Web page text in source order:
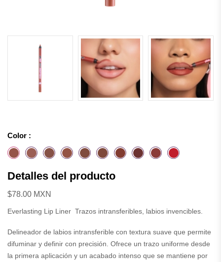
Color :
Detalles del producto
$78.00 MXN
Everlasting Lip Liner Trazos intransferibles, labios invencibles.
Delineador de labios intransferible con textura suave que permite
difuminar y definir con precisión. Ofrece un trazo uniforme desde
la primera aplicación y un acabado intenso que se mantiene por